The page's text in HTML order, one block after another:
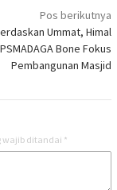
Pos berikutnya
Ummat, Himal
Bone Fokus
Pembangunan Masjid
wajib ditandai *